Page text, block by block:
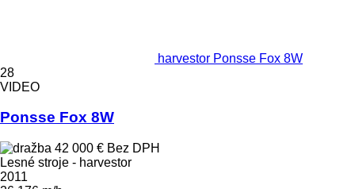
harvestor Ponsse Fox 8W
28
VIDEO
Ponsse Fox 8W
42 000 € Bez DPH
Lesné stroje - harvestor
2011